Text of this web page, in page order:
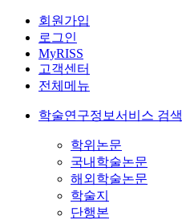
회원가입
로그인
MyRISS
고객센터
전체메뉴
학술연구정보서비스 검색
학위논문
국내학술논문
해외학술논문
학술지
단행본